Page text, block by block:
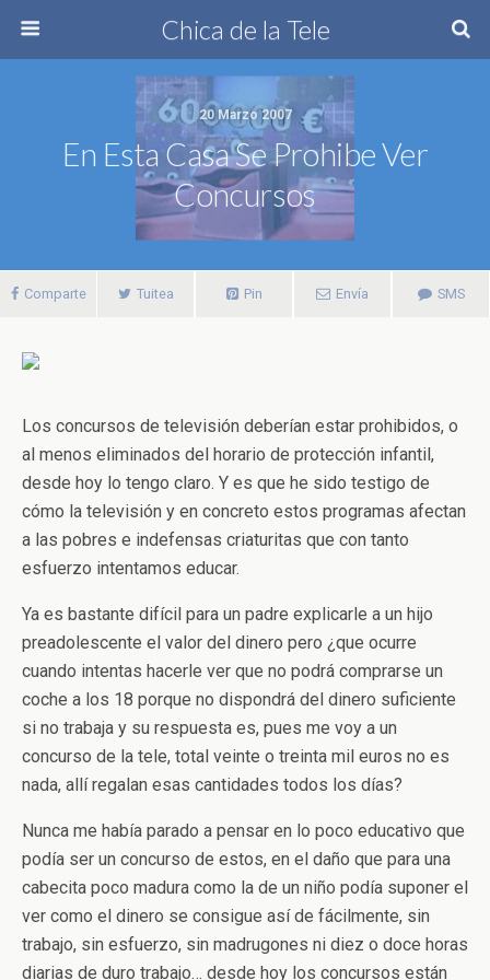
Chica de la Tele
20 Marzo 2007
En Esta Casa Se Prohibe Ver
Concursos
Comparte Tuitea Pin Envía SMS
Los concursos de televisión deberían estar prohibidos, o
al menos eliminados del horario de protección infantil,
desde hoy lo tengo claro. Y es que he sido testigo de
cómo la televisión y en concreto estos programas afectan
a las pobres e indefensas criaturitas que con tanto
esfuerzo intentamos educar.
Ya es bastante difícil para un padre explicarle a un hijo
preadolescente el valor del dinero pero ¿que ocurre
cuando intentas hacerle ver que no podrá comprarse un
coche a los 18 porque no dispondrá del dinero suficiente
si no trabaja y su respuesta es, pues me voy a un
concurso de la tele, total veinte o treinta mil euros no es
nada, allí regalan esas cantidades todos los días?
Nunca me había parado a pensar en lo poco educativo que
podía ser un concurso de estos, en el daño que para una
cabecita poco madura como la de un niño podía suponer el
ver como el dinero se consigue así de fácilmente, sin
trabajo, sin esfuerzo, sin madrugones ni diez o doce horas
diarias de duro trabajo… desde hoy los concursos están